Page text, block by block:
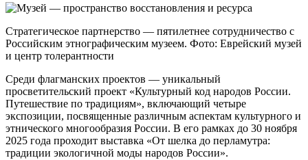
Стратегическое партнерство — пятилетнее сотрудничество с
Российским этнографическим музеем. Фото: Еврейский музей
и центр толерантности
Среди флагманских проектов — уникальный
просветительский проект «Культурный код народов России.
Путешествие по традициям», включающий четыре
экспозиции, посвященные различным аспектам культурного и
этнического многообразия России. В его рамках до 30 ноября
2025 года проходит выставка «От шелка до перламутра:
традиции экологичной моды народов России».